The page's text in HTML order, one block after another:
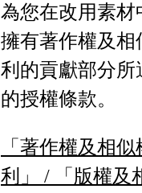
為您在改用素材
擁有著作權及相
利的貢獻部分所
的授權條款。
「著作權及相似
利」 / 「版權及